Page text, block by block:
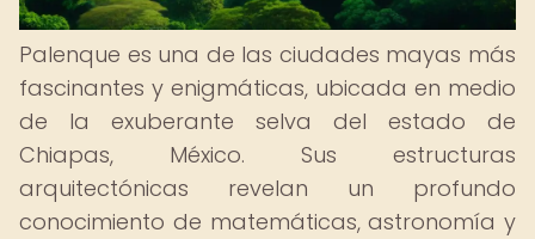
Palenque es una de las ciudades mayas más
fascinantes y enigmáticas, ubicada en medio
de la exuberante selva del estado de
Chiapas, México. Sus estructuras
arquitectónicas revelan un profundo
conocimiento de matemáticas, astronomía y